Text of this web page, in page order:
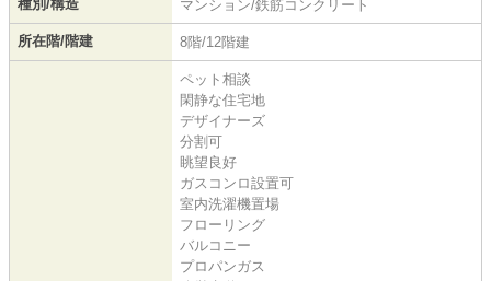
種別/構造 マンション/鉄筋コンクリート
所在階/階建 8階/12階建
ペット相談
閑静な住宅地
デザイナーズ
分割可
眺望良好
ガスコンロ設置可
室内洗濯機置場
フローリング
バルコニー
プロパンガス